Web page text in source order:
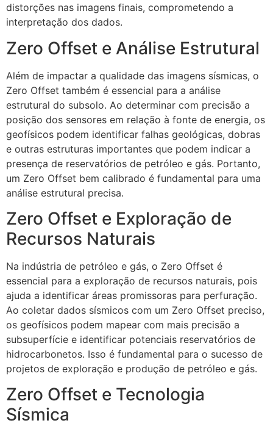
distorções nas imagens finais, comprometendo a
interpretação dos dados.
Zero Offset e Análise Estrutural
Além de impactar a qualidade das imagens sísmicas, o
Zero Offset também é essencial para a análise
estrutural do subsolo. Ao determinar com precisão a
posição dos sensores em relação à fonte de energia, os
geofísicos podem identificar falhas geológicas, dobras
e outras estruturas importantes que podem indicar a
presença de reservatórios de petróleo e gás. Portanto,
um Zero Offset bem calibrado é fundamental para uma
análise estrutural precisa.
Zero Offset e Exploração de
Recursos Naturais
Na indústria de petróleo e gás, o Zero Offset é
essencial para a exploração de recursos naturais, pois
ajuda a identificar áreas promissoras para perfuração.
Ao coletar dados sísmicos com um Zero Offset preciso,
os geofísicos podem mapear com mais precisão a
subsuperfície e identificar potenciais reservatórios de
hidrocarbonetos. Isso é fundamental para o sucesso de
projetos de exploração e produção de petróleo e gás.
Zero Offset e Tecnologia
Sísmica